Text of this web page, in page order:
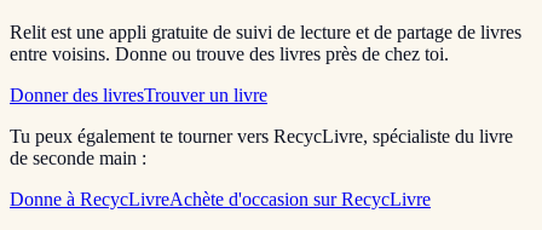
Relit est une appli gratuite de suivi de lecture et de partage de livres
entre voisins. Donne ou trouve des livres près de chez toi.
Donner des livresTrouver un livre
Tu peux également te tourner vers RecycLivre, spécialiste du livre
de seconde main :
Donne à RecycLivreAchète d'occasion sur RecycLivre